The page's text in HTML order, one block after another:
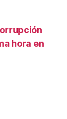
hora en